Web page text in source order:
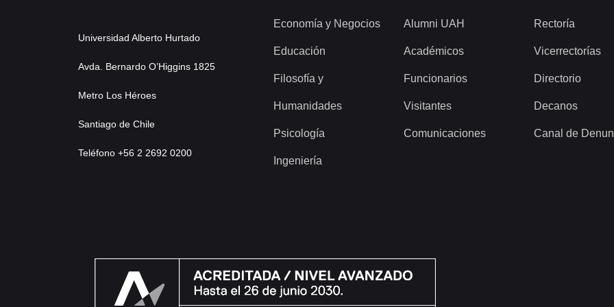
Universidad Alberto Hurtado
Avda. Bernardo O’Higgins 1825
Metro Los Héroes
Santiago de Chile
Teléfono +56 2 2692 0200
Economía y Negocios
Educación
Filosofía y
Humanidades
Psicología
Ingeniería
Alumni UAH
Académicos
Funcionarios
Visitantes
Comunicaciones
Rectoría
Vicerrectorías
Directorio
Decanos
Canal de